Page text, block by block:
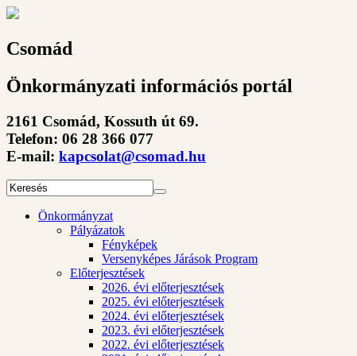
Csomád
Önkormányzati információs portál
2161 Csomád, Kossuth út 69.
Telefon: 06 28 366 077
E-mail: kapcsolat@csomad.hu
Önkormányzat
Pályázatok
Fényképek
Versenyképes Járások Program
Előterjesztések
2026. évi előterjesztések
2025. évi előterjesztések
2024. évi előterjesztések
2023. évi előterjesztések
2022. évi előterjesztések